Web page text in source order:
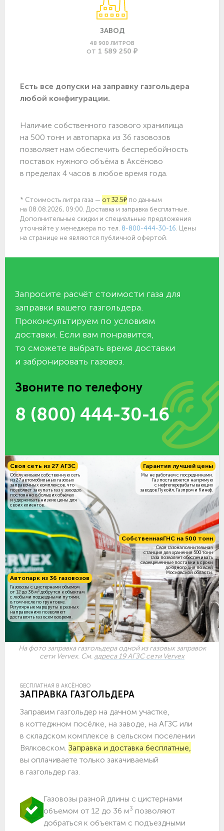
ЗАВОД
48 900 ЛИТРОВ
ОТ 1 589 250 ₽
Есть все допуски нa заправку газгольдера
любой конфигурации.
Наличие собственного газового хранилища
на 500 тонн и автопарка из 36 газовозов
позволяет нам обеспечить бесперебойность
поставок нужного объёма в Аксёново
в пределах 4 часов в любое время года.
* Стоимость литра газа — от 32.5₽ по данным
на 08.08.2026, 09:00. Доставка и заправка бесплатные.
Дополнительные скидки и специальные предложения
уточняйте у менеджера по тел. 8-800-444-30-16 . Цены
на странице не являются публичной офертой.
Запросите расчёт стоимости газа для
заправки вашего газгольдера.
Проконсультируем по условиям
доставки. Если вам понравится,
то сможете выбрать время доставки
и забронировать газовоз.
Звоните по телефону
8 (800) 444-30-16
СобственнаяГНС на 500 тонн
Своя газонаполнительная
станция для хранения 500 тонн
газа позволяет обеспечивать
своевременные поставки в сроки
до одного дня по всей
Московской области.
Своя сеть из 27 АГЗС
Обслуживаем собственную сеть
из 27 автомобильных газовых
заправочных комплексов, что
позволяет закупать газ у заводов
постоянно в больших объёмах
и удерживать низкие цены для
своих клиентов.
Гарантия лучшей цены
Мы не работаем с посредниками.
Газ поставляется напрямую
с нефтеперерабатывающих
заводов Лукойл, Газпром и Кинеф.
Автопарк из 36 газовозов
Газовозы с цистернами объемом
от 12 до 36 м3 добрутся к объектам
c любыми подъездными путями,
в том числе по грунтовке.
Регулярные маршруты в разных
направлениях позволяют
доставлять газ всем вовремя.
На фото заправка газгольдера одной из газовых заправок
сети Vervex. См. адреса 19 АГЗС сети Vervex
БЕСПЛАТНАЯ В АКСЁНОВО
ЗАПРАВКА ГАЗГОЛЬДЕРА
Заправим газгольдер на дачном участке,
в коттеджном посёлке, на заводе, на АГЗС или
в складском комплексе в сельском поселении
Вялковском. Заправка и доставка бесплатные,
вы оплачиваете только закачиваемый
в газгольдер газ.
Газовозы разной длины с цистернами
объемом от 12 до 36 м3 позволяют
добраться к объектам c подъездными